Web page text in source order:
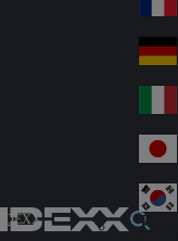
IDEXX
d
Fra
nc
e
Ge
an
y
Ital
y
Jap
an
Ko